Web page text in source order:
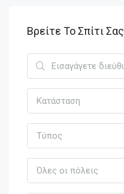
Βρείτε Το Σπίτι Σας
Κατάσταση
Τύπος
Όλες οι πόλεις